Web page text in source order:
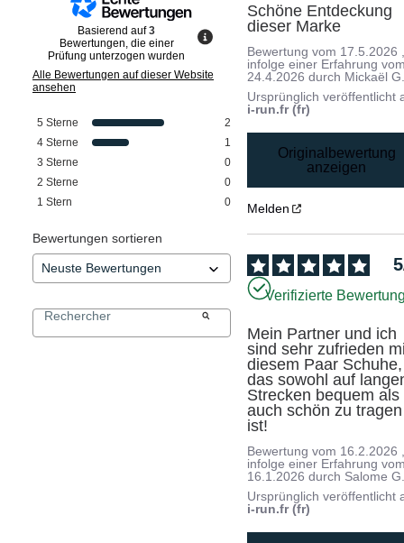
Basierend auf3
Bewertungen, die einer
Prüfung unterzogen wurden
Alle Bewertungen auf dieser Website
ansehen
5 Sterne
2
4 Sterne
1
3 Sterne
0
2 Sterne
0
1 Stern 0
Bewertungen sortieren
Schöne Entdeckung
dieser Marke
Bewertung vom 17.5.2026
infolge einer Erfahrung
24.4.2026 durch Mickaël
Ursprünglich veröffentlicht
i-run.fr (fr)
Originalbewertung
anzeigen
Melden
5
Verifizierte
Mein Partner und ich
sind sehr zufrieden
diesem Paar Schuhe,
das sowohl auf
Strecken bequem als
auch schön zu tragen
ist!
Bewertung vom 16.2.2026
infolge einer Erfahrung
16.1.2026 durch Salome
Ursprünglich veröffentlicht
i-run.fr (fr)